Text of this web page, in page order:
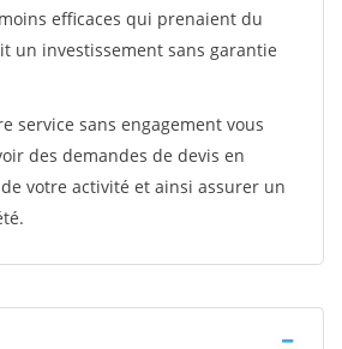
efficaces qui prenaient du
un investissement sans garantie
service sans engagement vous
des demandes de devis en
votre activité et ainsi assurer un